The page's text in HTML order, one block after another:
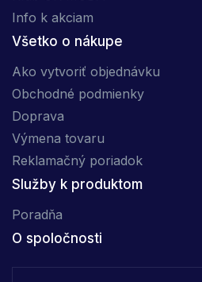
Info k akciam
Všetko o nákupe
Ako vytvoriť objednávku
Obchodné podmienky
Doprava
Výmena tovaru
Reklamačný poriadok
Služby k produktom
Poradňa
O spoločnosti